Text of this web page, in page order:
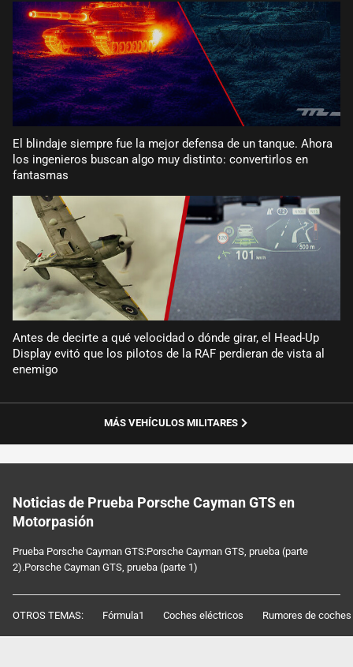
El blindaje siempre fue la mejor defensa de un tanque. Ahora
los ingenieros buscan algo muy distinto: convertirlos en
fantasmas
Antes de decirte a qué velocidad o dónde girar, el Head-Up
Display evitó que los pilotos de la RAF perdieran de vista al
enemigo
MÁS VEHÍCULOS MILITARES
Noticias de Prueba Porsche Cayman GTS en
Motorpasión
Prueba Porsche Cayman GTS:Porsche Cayman GTS, prueba (parte
2).Porsche Cayman GTS, prueba (parte 1)
OTROS TEMAS: Fórmula1 Coches eléctricos Rumores de coches